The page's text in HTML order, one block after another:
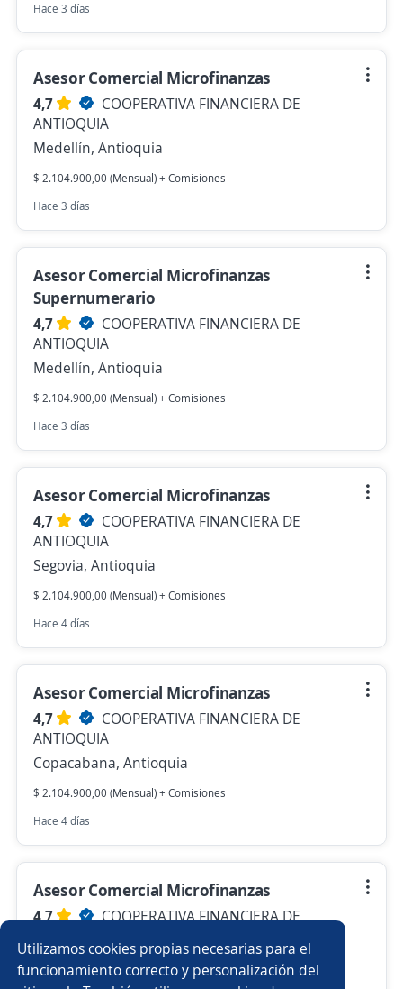
Utilizamos cookies propias necesarias para el
funcionamiento correcto y personalización del
Hace 3 días
Asesor Comercial Microfinanzas
4,7
COOPERATIVA FINANCIERA DE
ANTIOQUIA
Medellín, Antioquia
$ 2.104.900,00 (Mensual) + Comisiones
Hace 3 días
Asesor Comercial Microfinanzas
Supernumerario
4,7
COOPERATIVA FINANCIERA DE
ANTIOQUIA
Medellín, Antioquia
$ 2.104.900,00 (Mensual) + Comisiones
Hace 3 días
Asesor Comercial Microfinanzas
4,7
COOPERATIVA FINANCIERA DE
ANTIOQUIA
Segovia, Antioquia
$ 2.104.900,00 (Mensual) + Comisiones
Hace 4 días
Asesor Comercial Microfinanzas
4,7
COOPERATIVA FINANCIERA DE
ANTIOQUIA
Copacabana, Antioquia
$ 2.104.900,00 (Mensual) + Comisiones
Hace 4 días
Asesor Comercial Microfinanzas
4,7
COOPERATIVA FINANCIERA DE
Medellín, Antioquia